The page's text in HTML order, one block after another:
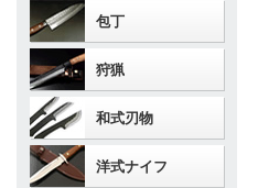
包丁
狩猟
和式刃物
洋式ナイフ